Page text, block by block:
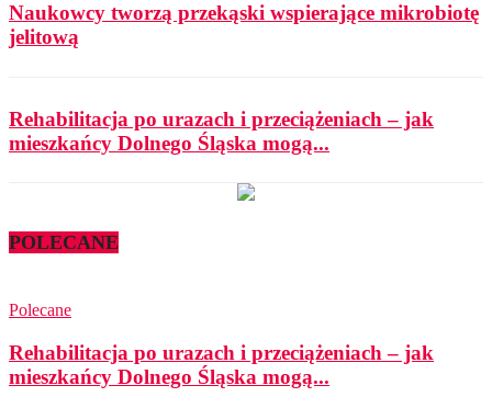
Naukowcy tworzą przekąski wspierające mikrobiotę
jelitową
Rehabilitacja po urazach i przeciążeniach – jak
mieszkańcy Dolnego Śląska mogą...
POLECANE
Polecane
Rehabilitacja po urazach i przeciążeniach – jak
mieszkańcy Dolnego Śląska mogą...